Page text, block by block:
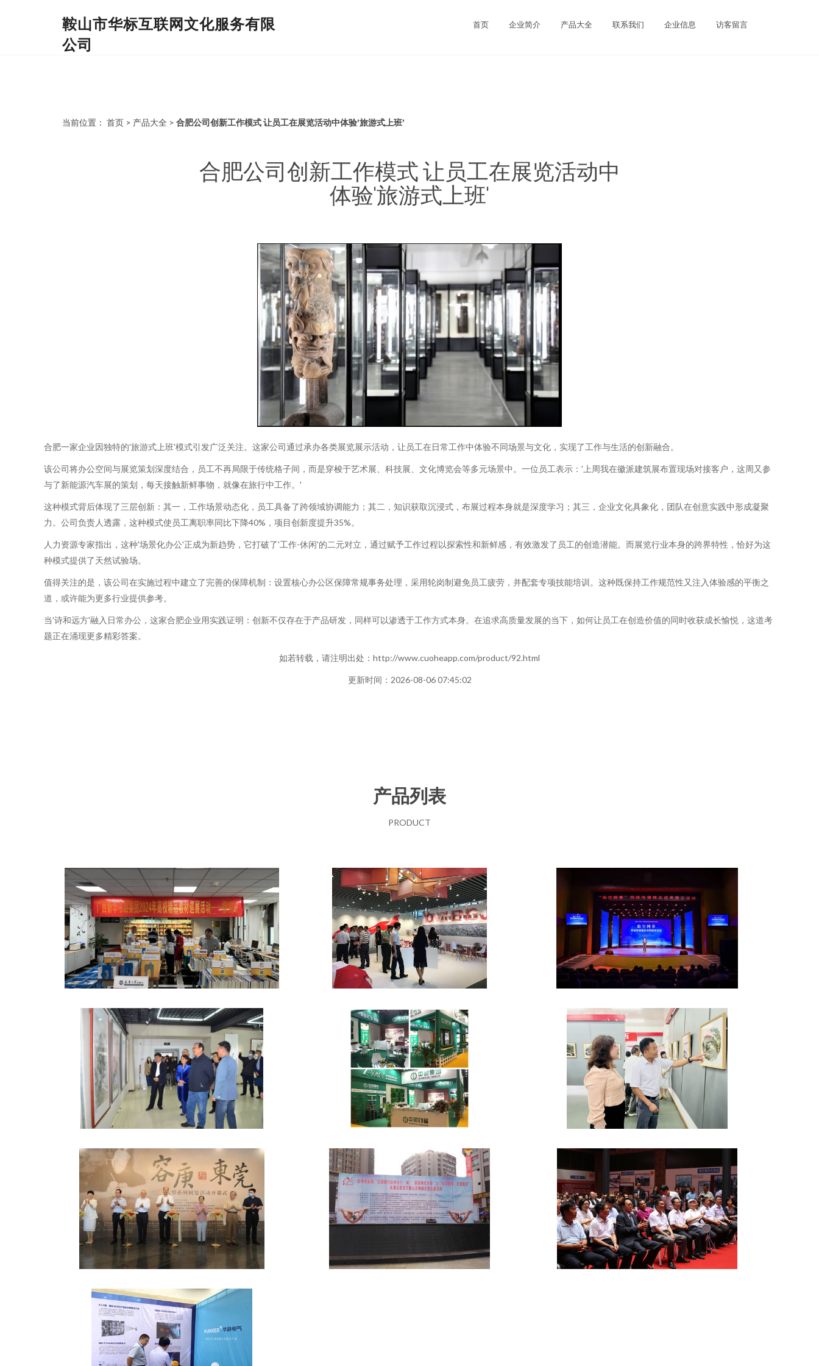
鞍山市华标互联网文化服务有限
公司
首页 企业简介 产品大全 联系我们 企业信息 访客留言
当前位置： 首页 > 产品大全 > 合肥公司创新工作模式 让员工在展览活动中体验'旅游式上班'
合肥公司创新工作模式 让员工在展览活动中
体验'旅游式上班'
合肥一家企业因独特的'旅游式上班'模式引发广泛关注。这家公司通过承办各类展览展示活动，让员工在日常工作中体验不同场景与文化，实现了工作与生活的创新融合。
该公司将办公空间与展览策划深度结合，员工不再局限于传统格子间，而是穿梭于艺术展、科技展、文化博览会等多元场景中。一位员工表示：'上周我在徽派建筑展布置现场对接客户，这周又参
与了新能源汽车展的策划，每天接触新鲜事物，就像在旅行中工作。'
这种模式背后体现了三层创新：其一，工作场景动态化，员工具备了跨领域协调能力；其二，知识获取沉浸式，布展过程本身就是深度学习；其三，企业文化具象化，团队在创意实践中形成凝聚
力。公司负责人透露，这种模式使员工离职率同比下降40%，项目创新度提升35%。
人力资源专家指出，这种'场景化办公'正成为新趋势，它打破了'工作-休闲'的二元对立，通过赋予工作过程以探索性和新鲜感，有效激发了员工的创造潜能。而展览行业本身的跨界特性，恰好为这
种模式提供了天然试验场。
值得关注的是，该公司在实施过程中建立了完善的保障机制：设置核心办公区保障常规事务处理，采用轮岗制避免员工疲劳，并配套专项技能培训。这种既保持工作规范性又注入体验感的平衡之
道，或许能为更多行业提供参考。
当'诗和远方'融入日常办公，这家合肥企业用实践证明：创新不仅存在于产品研发，同样可以渗透于工作方式本身。在追求高质量发展的当下，如何让员工在创造价值的同时收获成长愉悦，这道考
题正在涌现更多精彩答案。
如若转载，请注明出处：http://www.cuoheapp.com/product/92.html
更新时间：2026-08-06 07:45:02
产品列表
PRODUCT